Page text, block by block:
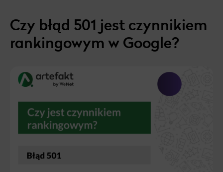
Czy błąd 501 jest czynnikiem
rankingowym w Google?